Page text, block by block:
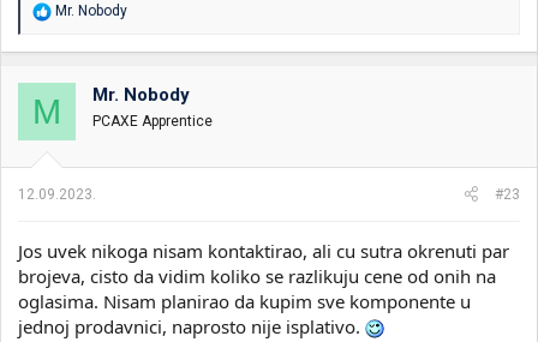
R
a
o
v
a
n
:
Mr. Nobody
M Mr. Nobody
PCAXE Apprentice
12.09.2023. #23
Jos uvek nikoga nisam kontaktirao, ali cu sutra okrenuti par
brojeva, cisto da vidim koliko se razlikuju cene od onih na
oglasima. Nisam planirao da kupim sve komponente u
jednoj prodavnici, naprosto nije isplativo.